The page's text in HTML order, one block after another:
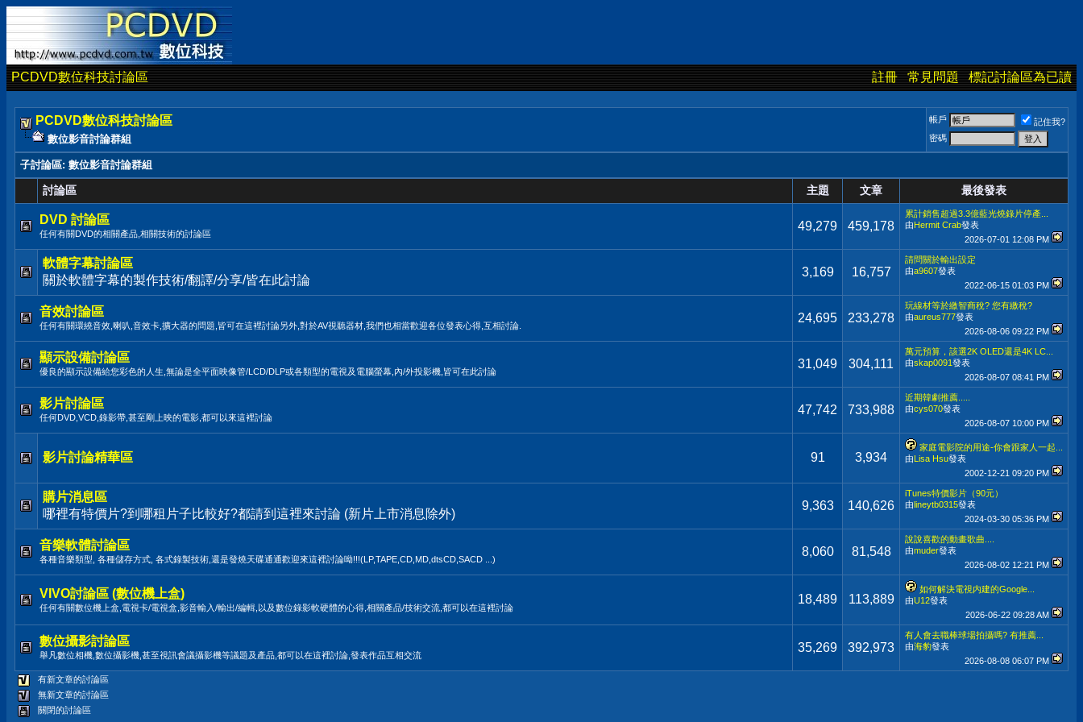
PCDVD數位科技討論區 註冊 常見問題 標記討論區為已讀
PCDVD數位科技討論區
數位影音討論群組
帳戶
記住我?
密碼
子討論區: 數位影音討論群組
討論區 主題 文章 最後發表
DVD 討論區
任何有關DVD的相關產品,相關技術的討論區
49,279 459,178
累計銷售超過3.3億藍光燒錄片停產...
由Hermit Crab發表
2026-07-01 12:08 PM
軟體字幕討論區
關於軟體字幕的製作技術/翻譯/分享/皆在此討論
3,169 16,757
請問關於輸出設定
由a9607發表
2022-06-15 01:03 PM
音效討論區
任何有關環繞音效,喇叭,音效卡,擴大器的問題,皆可在這裡討論另外,對於AV視聽器材,我們也相當歡迎各位發表心得,互相討論.
24,695 233,278
玩線材等於繳智商稅? 您有繳稅?
由aureus777發表
2026-08-06 09:22 PM
顯示設備討論區
優良的顯示設備給您彩色的人生,無論是全平面映像管/LCD/DLP或各類型的電視及電腦螢幕,內/外投影機,皆可在此討論
31,049 304,111
萬元預算，該選2K OLED還是4K LC...
由skap0091發表
2026-08-07 08:41 PM
影片討論區
任何DVD,VCD,錄影帶,甚至剛上映的電影,都可以來這裡討論
47,742 733,988
近期韓劇推薦.....
由cys070發表
2026-08-07 10:00 PM
影片討論精華區 91 3,934
家庭電影院的用途-你會跟家人一起...
由Lisa Hsu發表
2002-12-21 09:20 PM
購片消息區
哪裡有特價片?到哪租片子比較好?都請到這裡來討論 (新片上市消息除外)
9,363 140,626
iTunes特價影片（90元）
由lineytb0315發表
2024-03-30 05:36 PM
音樂軟體討論區
各種音樂類型, 各種儲存方式, 各式錄製技術,還是發燒天碟通通歡迎來這裡討論呦!!!(LP,TAPE,CD,MD,dtsCD,SACD ...)
8,060 81,548
說說喜歡的動畫歌曲....
由muder發表
2026-08-02 12:21 PM
VIVO討論區 (數位機上盒)
任何有關數位機上盒,電視卡/電視盒,影音輸入/輸出/編輯,以及數位錄影軟硬體的心得,相關產品/技術交流,都可以在這裡討論
18,489 113,889
如何解決電視内建的Google...
由U12發表
2026-06-22 09:28 AM
數位攝影討論區
舉凡數位相機,數位攝影機,甚至視訊會議攝影機等議題及產品,都可以在這裡討論,發表作品互相交流
35,269 392,973
有人會去職棒球場拍攝嗎? 有推薦...
由海豹發表
2026-08-08 06:07 PM
有新文章的討論區
無新文章的討論區
關閉的討論區